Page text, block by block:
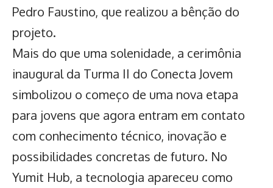
Pedro Faustino, que realizou a bênção do
projeto.
Mais do que uma solenidade, a cerimônia
inaugural da Turma II do Conecta Jovem
simbolizou o começo de uma nova etapa
para jovens que agora entram em contato
com conhecimento técnico, inovação e
possibilidades concretas de futuro. No
Yumit Hub, a tecnologia apareceu como